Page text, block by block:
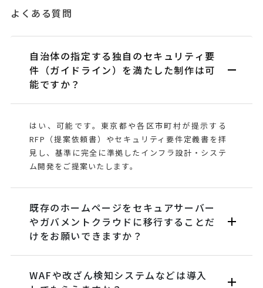
よくある質問
自治体の指定する独自のセキュリティ要
件（ガイドライン）を満たした制作は可
能ですか？
はい、可能です。東京都や各区市町村が提示する
RFP（提案依頼書）やセキュリティ要件定義書を拝
見し、基準に完全に準拠したインフラ設計・システ
ム開発をご提案いたします。
既存のホームページをセキュアサーバー
やガバメントクラウドに移行することだ
けをお願いできますか？
WAFや改ざん検知システムなどは導入